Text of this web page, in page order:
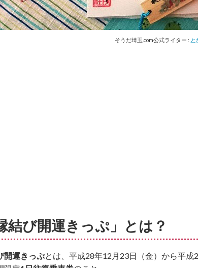
そうだ埼玉.com公式ライター : と
結び開運きっぷ」とは？
開運きっぷとは、平成28年12月23日（金）から平成